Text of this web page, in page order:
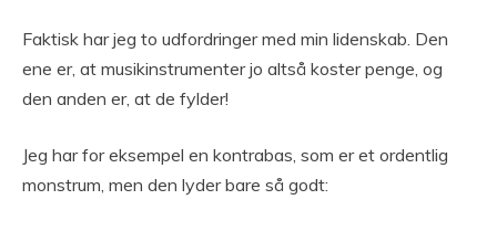
Faktisk har jeg to udfordringer med min lidenskab. Den
ene er, at musikinstrumenter jo altså koster penge, og
den anden er, at de fylder!
Jeg har for eksempel en kontrabas, som er et ordentlig
monstrum, men den lyder bare så godt: